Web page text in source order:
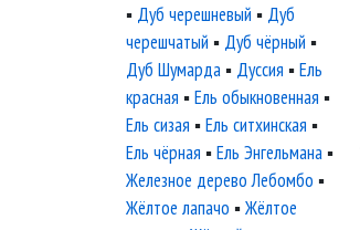
▪ Дуб черешневый ▪ Дуб
черешчатый ▪ Дуб чёрный ▪
Дуб Шумарда ▪ Дуссия ▪Ель
красная ▪Ель обыкновенная ▪
Ель сизая ▪Ель ситхинская ▪
Ель чёрная ▪Ель Энгельмана ▪
Железное дерево Лебомбо ▪
Жёлтое лапачо ▪Жёлтое